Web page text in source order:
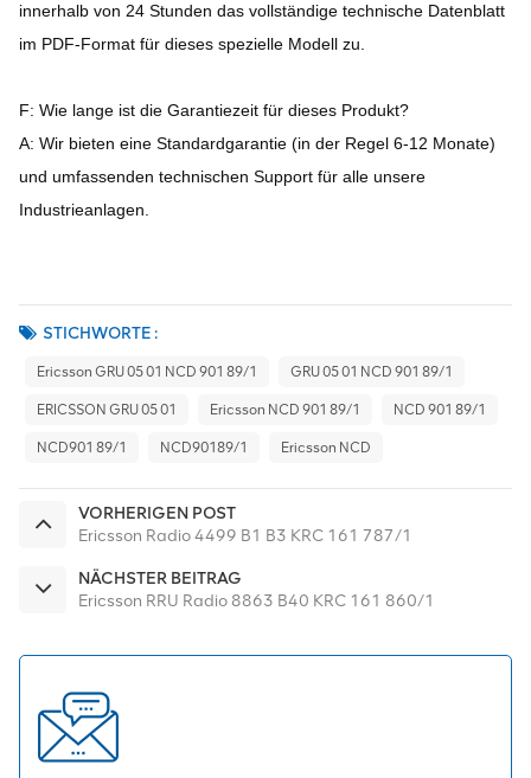
innerhalb von 24 Stunden das vollständige technische Datenblatt
im PDF-Format für dieses spezielle Modell zu.
F: Wie lange ist die Garantiezeit für dieses Produkt?
A: Wir bieten eine Standardgarantie (in der Regel 6-12 Monate)
und umfassenden technischen Support für alle unsere
Industrieanlagen.
STICHWORTE :
Ericsson GRU 05 01 NCD 901 89/1 GRU 05 01 NCD 901 89/1
ERICSSON GRU 05 01 Ericsson NCD 901 89/1 NCD 901 89/1
NCD901 89/1 NCD90189/1 Ericsson NCD
VORHERIGEN POST
Ericsson Radio 4499 B1 B3 KRC 161 787/1
NÄCHSTER BEITRAG
Ericsson RRU Radio 8863 B40 KRC 161 860/1